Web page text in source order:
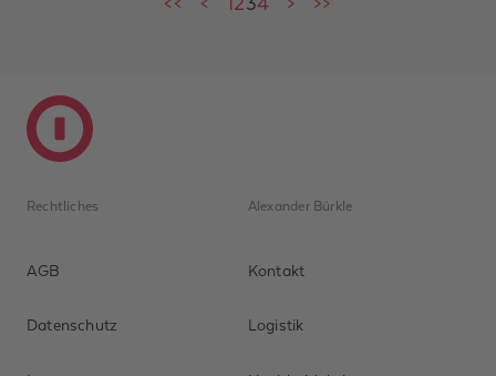
Rechtliches
AGB
Datenschutz
Alexander Bürkle
Kontakt
Logistik